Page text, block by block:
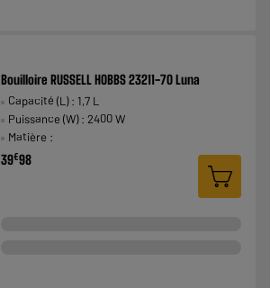
Bouilloire RUSSELL HOBBS 23211-70 Luna
Capacité (L) : 1,7 L
Puissance (W) : 2400 W
Matière :
39€98